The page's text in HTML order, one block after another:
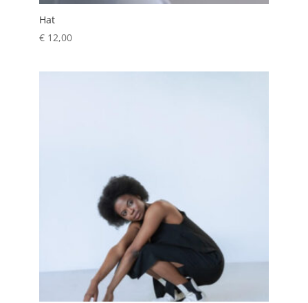
Hat
€12,00